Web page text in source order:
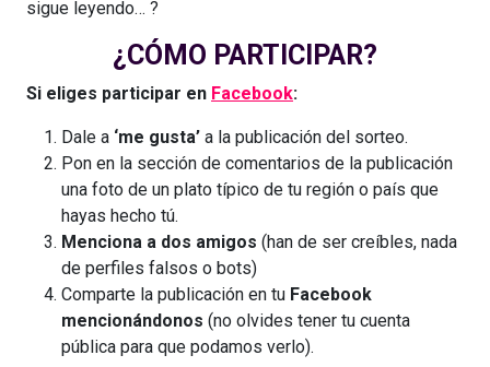
sigue leyendo… ?
¿CÓMO PARTICIPAR?
Si eliges participar en Facebook:
Dale a ‘me gusta’ a la publicación del sorteo.
Pon en la sección de comentarios de la publicación
una foto de un plato típico de tu región o país que
hayas hecho tú.
Menciona a dos amigos (han de ser creíbles, nada
de perfiles falsos o bots)
Comparte la publicación en tu Facebook
mencionándonos (no olvides tener tu cuenta
pública para que podamos verlo).